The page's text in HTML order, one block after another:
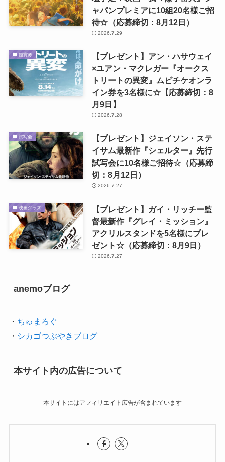
ャパンプレミアに10組20名様ご招
待☆（応募締切：8月12日）
2026.7.29
鑑賞券
【プレゼント】アン・ハサウェイ
×ユアン・マクレガー『オークス
トリートの異変』ムビチケオンラ
イン券を3名様に☆【応募締切：8
月9日】
2026.7.28
試写会
【プレゼント】ジェイソン・ステ
イサム最新作『シェルター』先行
試写会に10名様ご招待☆（応募締
切：8月12日）
2026.7.27
映画グッズ
【プレゼント】ガイ・リッチー監
督最新作『グレイ・ミッション』
アクリルスタンドを5名様にプレ
ゼント☆（応募締切：8月9日）
2026.7.27
anemoブログ
・ ちゅまろぐ
・ シカゴつぶやきブログ
本サイト内の広告について
本サイトにはアフィリエイト広告が含まれています